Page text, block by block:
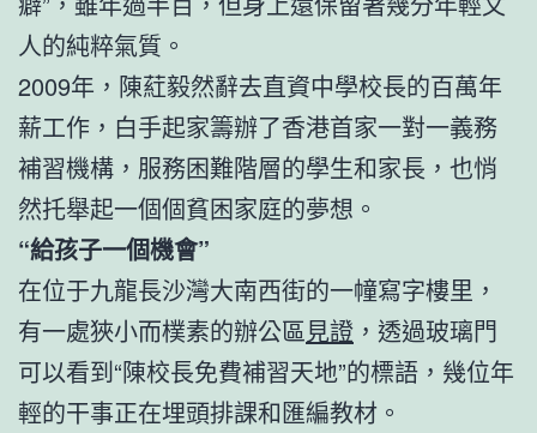
人的純粹氣質。
2009年，陳葒毅然辭去直資中學校長的百萬年
薪工作，白手起家籌辦了香港首家一對一義務
補習機構，服務困難階層的學生和家長，也悄
然托舉起一個個貧困家庭的夢想。
“給孩子一個機會”
在位于九龍長沙灣大南西街的一幢寫字樓里，
有一處狹小而樸素的辦公區見證 ，透過玻璃門
可以看到“陳校長免費補習天地”的標語，幾位年
輕的干事正在埋頭排課和匯編教材。